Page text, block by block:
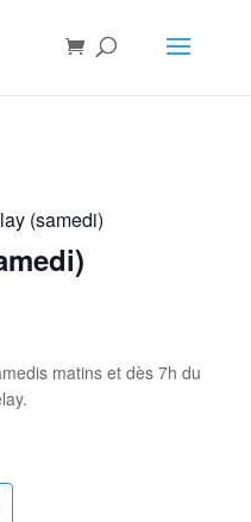
(samedi)
matins et dès 7h du